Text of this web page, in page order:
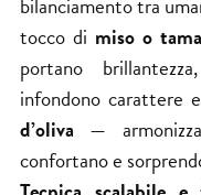
tocco di miso o
portano
infondono carattere
d’oliva —
confortano e